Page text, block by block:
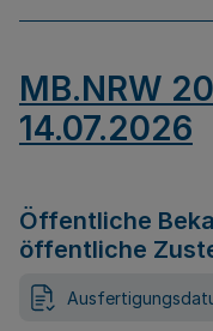
MB.NRW
14.07.2026
Öffentliche
öffentliche